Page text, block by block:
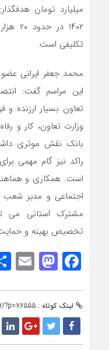
میلیارد تومان
تکلیفی است.
محمد جعفر ایرانی
این مراسم گفت:
تعاون بسیار ارزنده
وزارت تعاون، کار و
بانک نقش موثری
راکد نیز گام مهمی
است. همکاری و
اجتماعی و مدیر
مشترک استانی می
تخصیص بهینه و حمایت
لینک کوتاه : ?p=76555